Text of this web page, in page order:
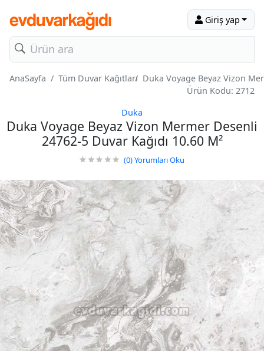
Giriş yap
AnaSayfa Tüm Duvar Kağıtları Duka Voyage Beyaz Vizon
Ürün Kodu: 2712
Duka
Duka Voyage Beyaz Vizon Mermer Desenli
24762-5 Duvar Kağıdı 10.60 M²
(0)Yorumları Oku